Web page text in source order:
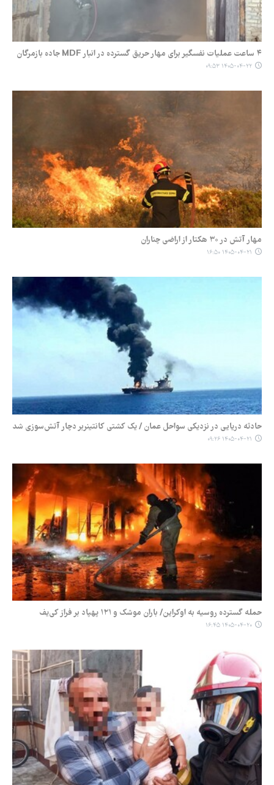
۴ ساعت عملیات نفسگیر برای مهار حریق گسترده در انبار MDF جاده بازمرگان
۱۴۰۵-۰۴-۲۲ ۰۹:۵۳
مهار آتش در ۳۰ هکتار از اراضی چناران
۱۴۰۵-۰۴-۲۱ ۱۶:۵۰
حادثه دریایی در نزدیکی سواحل عمان / یک کشتی کانتینربر دچار آتش‌سوزی شد
۱۴۰۵-۰۴-۲۱ ۰۹:۲۶
حمله گسترده روسیه به اوکراین/ باران موشک و ۱۲۱ پهپاد بر فراز کی‌یف
۱۴۰۵-۰۴-۲۰ ۱۶:۴۵